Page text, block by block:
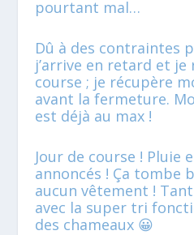
pourtant mal…
Dû à des contraintes
j’arrive en retard et
course ; je récupère
avant la fermeture.
est déjà au max !
Jour de course ! Pluie
annoncés ! Ça tombe
aucun vêtement !
avec la super tri
des chameaux 😀